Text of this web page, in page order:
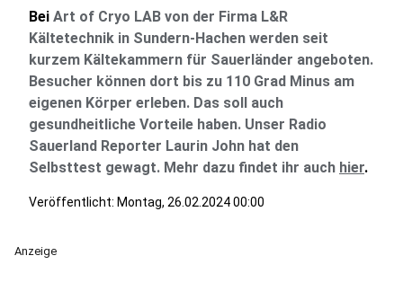
Bei Art of Cryo LAB von der Firma L&R
Kältetechnik in Sundern-Hachen werden seit
kurzem Kältekammern für Sauerländer angeboten.
Besucher können dort bis zu 110 Grad Minus am
eigenen Körper erleben. Das soll auch
gesundheitliche Vorteile haben. Unser Radio
Sauerland Reporter Laurin John hat den
Selbsttest gewagt. Mehr dazu findet ihr auch hier.
Veröffentlicht: Montag, 26.02.2024 00:00
Anzeige